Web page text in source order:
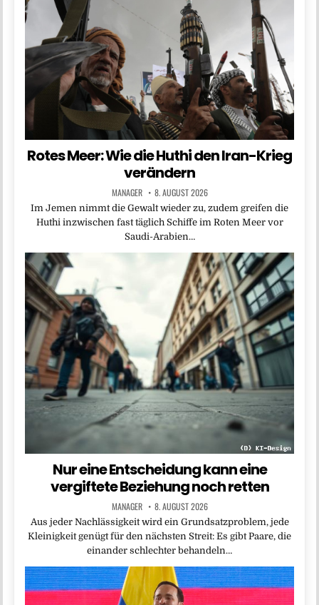
Rotes Meer: Wie die Huthi den Iran-Krieg
verändern
MANAGER 8. AUGUST 2026
Im Jemen nimmt die Gewalt wieder zu, zudem greifen die
Huthi inzwischen fast täglich Schiffe im Roten Meer vor
Saudi-Arabien…
Nur eine Entscheidung kann eine
vergiftete Beziehung noch retten
MANAGER 8. AUGUST 2026
Aus jeder Nachlässigkeit wird ein Grundsatzproblem, jede
Kleinigkeit genügt für den nächsten Streit: Es gibt Paare, die
einander schlechter behandeln…